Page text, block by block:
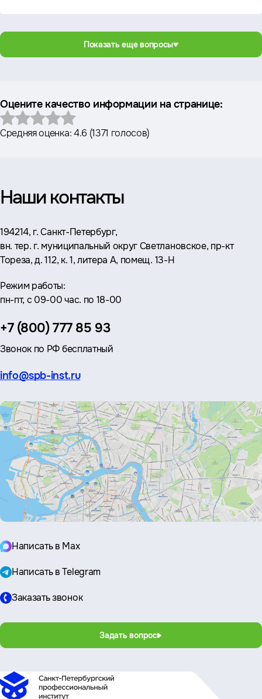
Показать еще вопросы
Оцените качество информации на странице:
Средняя оценка:4.6 (1371 голосов)
Наши контакты
Адрес:
194214, г. Санкт-Петербург,
вн. тер. г. муниципальный округ Светлановское, пр-кт
Тореза, д. 112, к. 1, литера А, помещ. 13-Н
Режим работы:
пн-пт, с 09-00 час. по 18-00
Телефон:
+7 (800) 777 85 93
Звонок по РФ бесплатный
Эл.
info@spb-inst.ru
Написать в Max
Написать в Telegram
Заказать звонок
Задать вопрос